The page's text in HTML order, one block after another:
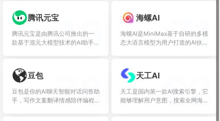
腾讯元宝
腾讯元宝是由腾讯公司推出的一
款基于混元大模型技术的AI助手，
46 海螺AI
海螺AI是MiniMax基于自研的多模
态大语言模型为用户打造的AI伙
71
豆包
豆包是你的AI聊天智能对话问答助
手，写作文案翻译情感陪伴编程
78 天工AI
天工是国内第一款AI搜索引擎，它
能够理解用户意图，搜索全网海
62